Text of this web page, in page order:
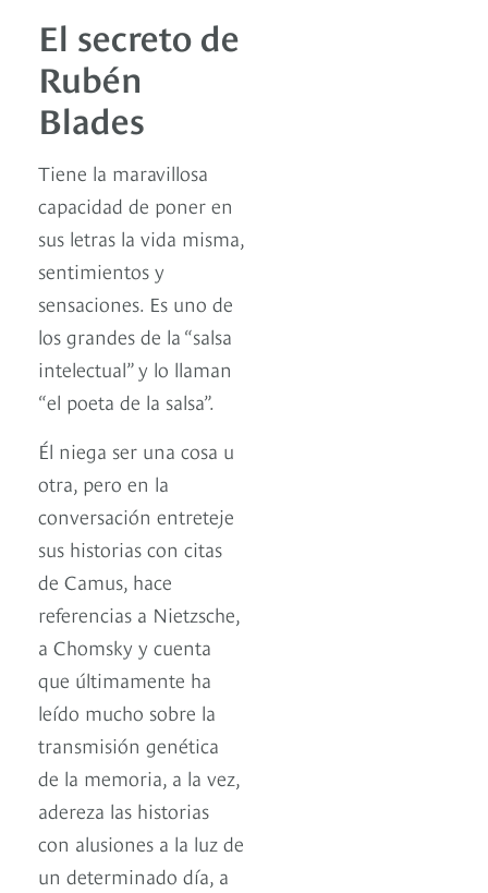
El secreto de
Rubén
Blades
Tiene la maravillosa
capacidad de poner en
sus letras la vida misma,
sentimientos y
sensaciones. Es uno de
los grandes de la “salsa
intelectual” y lo llaman
“el poeta de la salsa”.
Él niega ser una cosa u
otra, pero en la
conversación entreteje
sus historias con citas
de Camus, hace
referencias a Nietzsche,
a Chomsky y cuenta
que últimamente ha
leído mucho sobre la
transmisión genética
de la memoria, a la vez,
adereza las historias
con alusiones a la luz de
un determinado día, a